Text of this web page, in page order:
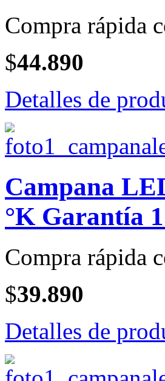
Compra rápida
$44.890
Detalles de
Campana
°K Garantía
Compra rápida
$39.890
Detalles de